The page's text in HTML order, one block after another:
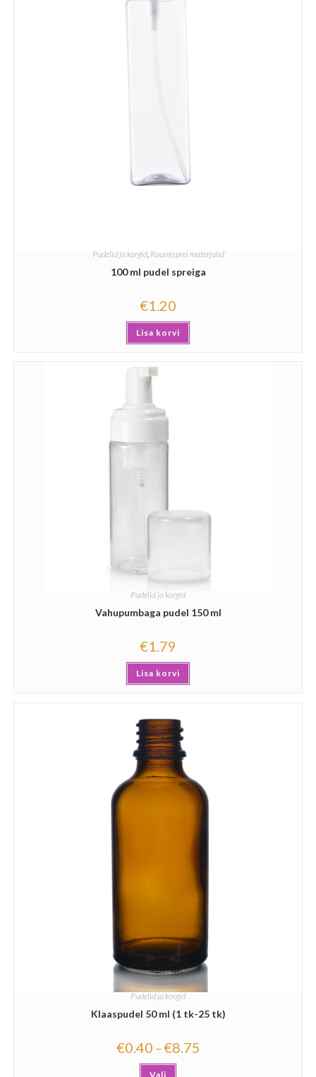
Pudelid ja korgid, Ruumisprei materjalid
100 ml pudel spreiga
€1.20
Lisa korvi
Pudelid ja korgid
Vahupumbaga pudel 150 ml
€1.79
Lisa korvi
Pudelid ja korgid
Klaaspudel 50 ml (1 tk-25 tk)
€0.40 –€8.75
Vali